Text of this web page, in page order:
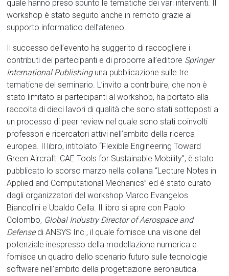
quale hanno preso spunto le tematiche dei vari interventi. Il
workshop è stato seguito anche in remoto grazie al
supporto informatico dell’ateneo.
Il successo dell’evento ha suggerito di raccogliere i
contributi dei partecipanti e di proporre all’editore Springer
International Publishinguna pubblicazione sulle tre
tematiche del seminario. L’invito a contribuire, che non è
stato limitato ai partecipanti al workshop, ha portato alla
raccolta di dieci lavori di qualità che sono stati sottoposti a
un processo di peer review nel quale sono stati coinvolti
professori e ricercatori attivi nell’ambito della ricerca
europea. Il libro, intitolato “Flexible Engineering Toward
Green Aircraft: CAE Tools for Sustainable Mobility”, è stato
pubblicato lo scorso marzo nella collana “Lecture Notes in
Applied and Computational Mechanics” ed è stato curato
dagli organizzatori del workshop Marco Evangelos
Biancolini e Ubaldo Cella. Il libro si apre con Paolo
Colombo, Global Industry Director of Aerospace and
Defensedi ANSYS Inc., il quale fornisce una visione del
potenziale inespresso della modellazione numerica e
fornisce un quadro dello scenario futuro sulle tecnologie
software nell’ambito della progettazione aeronautica.